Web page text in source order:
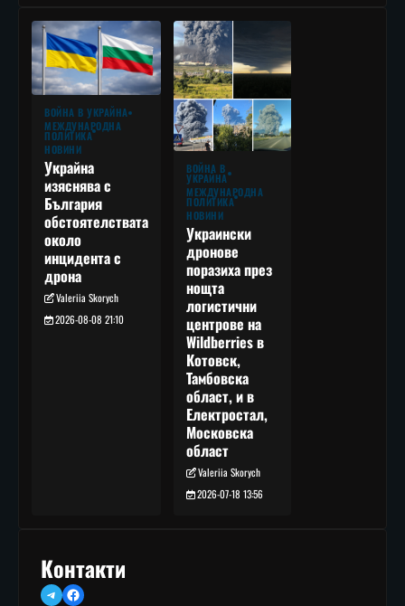
ВОЙНА В УКРАЙНА
МЕЖДУНАРОДНА
ПОЛИТИКА
НОВИНИ
Украйна
изяснява с
България
обстоятелствата
около
инцидента с
дрона
Valeriia Skorych
2026-08-08 21:10
ВОЙНА В
УКРАЙНА
МЕЖДУНАРОДНА
ПОЛИТИКА
НОВИНИ
Украински
дронове
поразиха през
нощта
логистични
центрове на
Wildberries в
Котовск,
Тамбовска
област, и в
Електростал,
Московска
област
Valeriia Skorych
2026-07-18 13:56
Контакти
TelegramFacebook